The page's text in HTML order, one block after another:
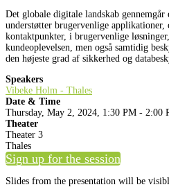
Det globale digitale landskab
understøtter brugervenlige
kontaktpunkter, i brugervenlige
kundeoplevelsen, men også samtidig
den højeste grad af sikkerhed og
Speakers
Vibeke Holm - Thales
Date & Time
Thursday, May 2, 2024, 1:30 PM - 2:00
Theater
Theater 3
Thales
Sign up for the session
Slides from the presentation will be